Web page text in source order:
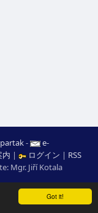
Got it!
-
e-
内 | ログイン | RSS
: Mgr. Jiří Kotala